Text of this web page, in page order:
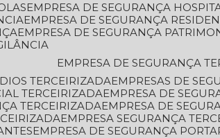
EMPRESA DE SEGURANÇA
EMPRESA DE SEGURANÇA
EMPRESA DE SEGURANÇA
EMPRESA DE SEGURANÇA
TERCEIRIZADA
EMPRESAS DE
TERCEIRIZADA
EMPRESA DE
TERCEIRIZADA
EMPRESA DE
EMPRESA SEGURANÇA
EMPRESA DE SEGURANÇA